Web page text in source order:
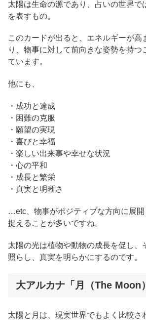
太陽は生命の源であり、占いの世界で
を表すもの。
このカードが出ると、エネルギーが高
り、物事に対して前向きな姿勢を持つ
ています。
他にも、
・成功と達成
・困難の克服
・願望の実現
・喜びと幸福
・楽しい出来事や幸せな状況
・心の平和
・成長と繁栄
・真実と明晰さ
…etc、物事がポジティブな方向に展開
捉えることが多いですね。
太陽の光は植物や動物の成長を促し、
照らし、真実を明らかにするのです。
大アルカナ「月（The Moon
太陽と月は、現実世界でもよく比較さ